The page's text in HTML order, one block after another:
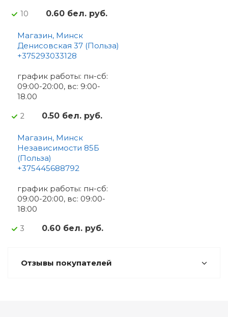
10 0.60 бел. руб.
Магазин, Минск
Денисовская 37 (Польза)
+375293033128
график работы: пн-сб:
09:00-20:00, вс: 9:00-
18.00
2 0.50 бел. руб.
Магазин, Минск
Независимости 85Б
(Польза)
+375445688792
график работы: пн-сб:
09:00-20:00, вс: 09:00-
18:00
3 0.60 бел. руб.
Отзывы покупателей